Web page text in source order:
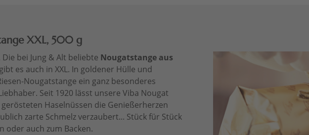
XXL, 500 g
bei Jung & Alt beliebte Nougatstange aus
gibt es auch in XXL. In goldener Hülle und
Nougatstange ein ganz besonderes
Seit 1920 lässt unsere Viba Nougat
Haselnüssen die Genießerherzen
zarte Schmelz verzaubert... Stück für Stück
oder auch zum Backen.